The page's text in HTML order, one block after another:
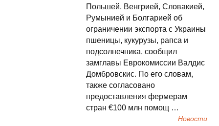
Польшей, Венгрией, Словакией,
Румынией и Болгарией об
ограничении экспорта с Украины
пшеницы, кукурузы, рапса и
подсолнечника, сообщил
замглавы Еврокомиссии Валдис
Домбровскис. По его словам,
также согласовано
предоставления фермерам
стран €100 млн помощ …
Новости